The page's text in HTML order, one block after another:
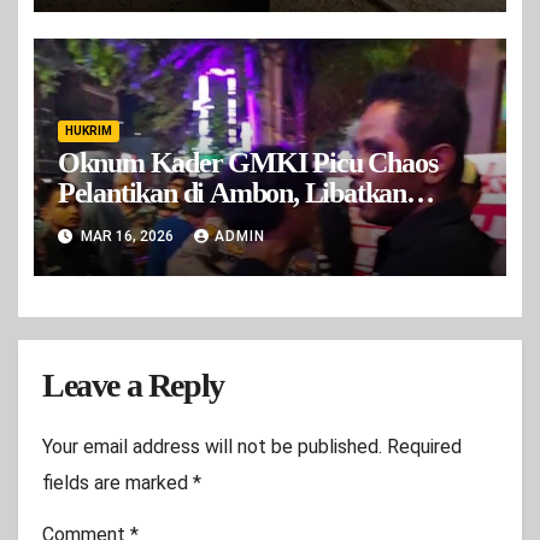
HUKRIM
Oknum Kader GMKI Picu Chaos
Pelantikan di Ambon, Libatkan
Orang Luar dan Kader Cabang Lain
MAR 16, 2026 ADMIN
Leave a Reply
Your email address will not be published. Required
fields are marked *
Comment *